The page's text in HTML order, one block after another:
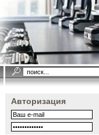
Авторизация